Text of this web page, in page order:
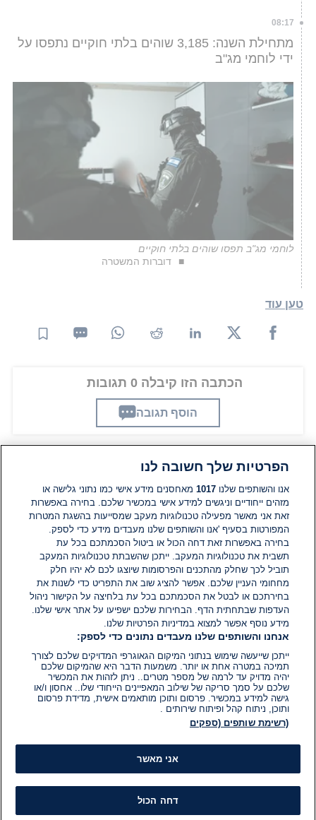
08:17
מתחילת השנה: 3,185 שוהים בלתי חוקיים נתפסו על
ידי לוחמי מג"ב
לוחמי מג"ב תפסו שוהים בלתי חוקיים
דוברות המשטרה
טען עוד
הכתבה הזו קיבלה 0 תגובות
הוסף תגובה
תגובות
אין עדיין תגובות. היה הראשון להגיב
הוסף תגובה
הפרטיות שלך חשובה לנו
אנו והשותפים שלנו1017 מאחסנים מידע אישי כמו נתוני גלישה או
מזהים ייחודיים וניגשים למידע אישי במכשיר שלכם. בחירה באפשרות
זאת אני מאשר מפעילה טכנולוגיות מעקב שמסייעות בהשגת המטרות
המפורטות בסעיף 'אנו והשותפים שלנו מעבדים מידע כדי לספק.
בחירה באפשרות זאת דחה הכול או ביטול הסכמתכם בכל עת
תשבית את טכנולוגיות המעקב. ייתכן שהשבתת טכנולוגיות המעקב
תוביל לכך שחלק מהתכנים והפרסומות שיוצגו לכם לא יהיו חלק
מחחומי העניין שלכם. אפשר להציג שוב את התפריט כדי לשנות את
בחירתכם או לבטל את הסכמתכם בכל עת בלחיצה על הקישור ניהול
העדפות שבתחתית הדף. הבחירות שלכם ישפיעו על אתר אישי שלנו.
מידע נוסף אפשר למצוא במדיניות הפרטיות שלנו.
אנחנו והשותפים שלנו מעבדים נתונים כדי לספק:
ייתכן שייעשה שימוש בנתוני המיקום הגאוגרפי המדויקים שלכם לצורך
תמיכה במטרה אחת או יותר. משמעות הדבר היא שהמיקום שלכם
יהיה מדויק עד לרמה של מספר מטרים.. ניתן לזהות את המכשיר
שלכם על סמך סריקה של שילוב המאפיינים הייחודי שלו.. אחסון ו/או
גישה למידע במכשיר. פרסום ותוכן מותאמים אישית, מדידת פרסום
ותוכן, ניתוח קהל ופיתוח שירותים .
(רשימת שותפים (ספקים
אני מאשר
דחה הכול